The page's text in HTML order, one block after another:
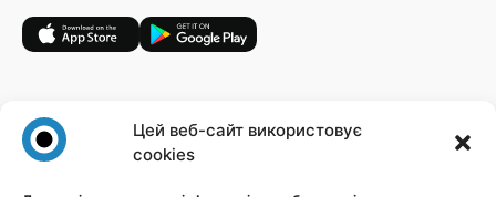
Цей веб-сайт використовує
cookies
sales@novatalks.com.ua
Форма зворотного зв'язку